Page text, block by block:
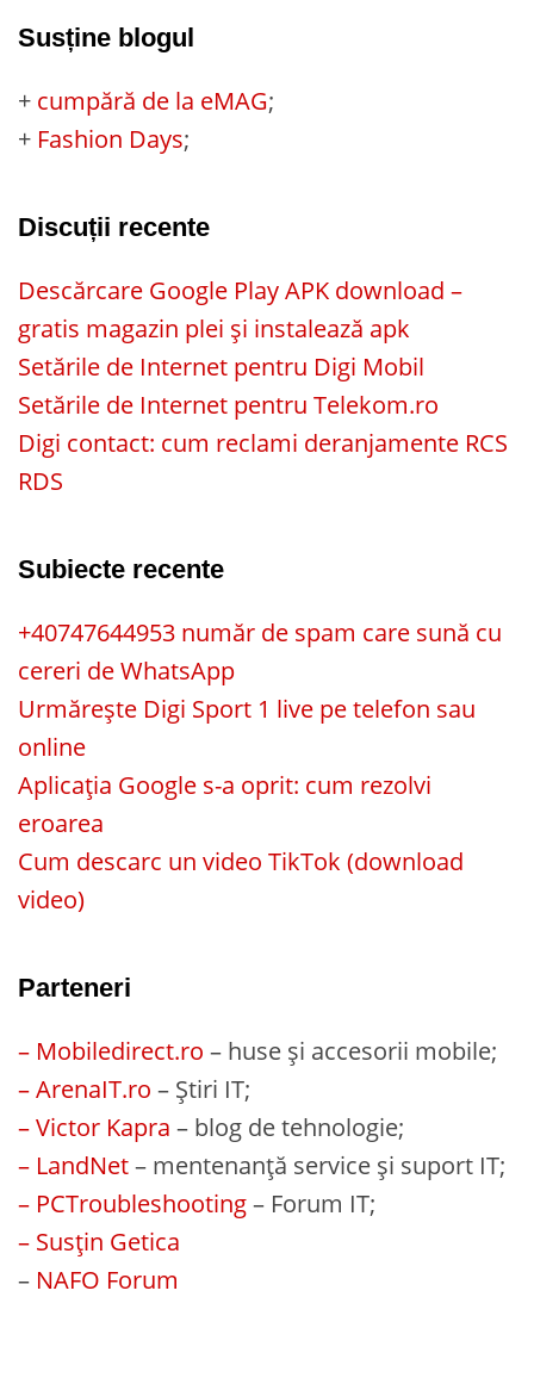
Susține blogul
+ cumpără de la eMAG;
+ Fashion Days;
Discuții recente
Descărcare Google Play APK download –
gratis magazin plei și instalează apk
Setările de Internet pentru Digi Mobil
Setările de Internet pentru Telekom.ro
Digi contact: cum reclami deranjamente RCS
RDS
Subiecte recente
+40747644953 număr de spam care sună cu
cereri de WhatsApp
Urmărește Digi Sport 1 live pe telefon sau
online
Aplicația Google s-a oprit: cum rezolvi
eroarea
Cum descarc un video TikTok (download
video)
Parteneri
– Mobiledirect.ro – huse și accesorii mobile;
– ArenaIT.ro – Știri IT;
– Victor Kapra – blog de tehnologie;
– LandNet– mentenanță service și suport IT;
– PCTroubleshooting– Forum IT;
– Susțin Getica
– NAFO Forum